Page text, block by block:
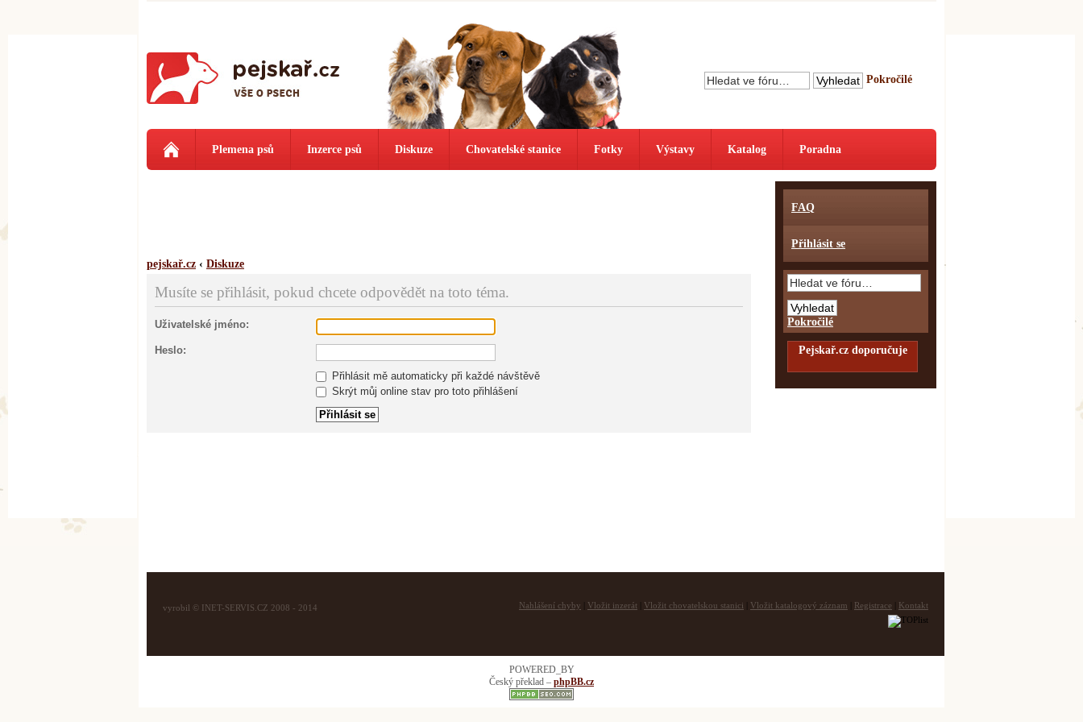
Pokročilé
Plemena psů Inzerce psů Diskuze Chovatelské stanice Fotky Výstavy Katalog Poradna
pejskař.cz ‹ Diskuze
Musíte se přihlásit, pokud chcete odpovědět na toto téma.
Uživatelské jméno:
Heslo:
Přihlásit mě automaticky při každé návštěvě
Skrýt můj online stav pro toto přihlášení
FAQ
Přihlásit se
Pokročilé
Pejskař.cz doporučuje
vyrobil © INET-SERVIS.CZ 2008 - 2014 Nahlášení chyby Vložit inzerát Vložit chovatelskou stanici Vložit katalogový záznam Registrace Kontakt
POWERED_BY
Český překlad – phpBB.cz